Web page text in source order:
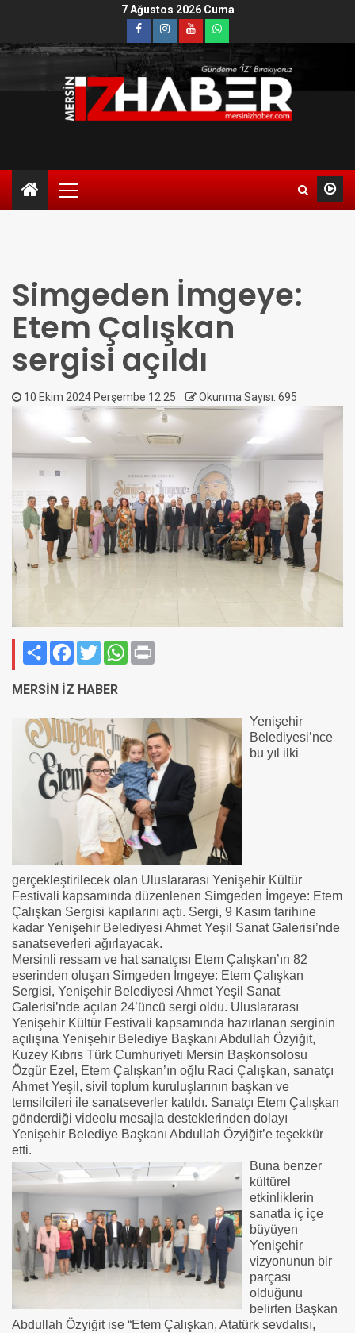
7 Ağustos 2026 Cuma
Simgeden İmgeye:
Etem Çalışkan
sergisi açıldı
10 Ekim 2024 Perşembe 12:25 Okunma Sayısı: 695
PaylaşFacebook
TwitterWhatsApp
MERSİN İZ HABER
Yenişehir
Belediyesi’nce
bu yıl ilki
gerçekleştirilecek olan Uluslararası Yenişehir Kültür
Festivali kapsamında düzenlenen Simgeden İmgeye: Etem
Çalışkan Sergisi kapılarını açtı. Sergi, 9 Kasım tarihine
kadar Yenişehir Belediyesi Ahmet Yeşil Sanat Galerisi’nde
sanatseverleri ağırlayacak.
Mersinli ressam ve hat sanatçısı Etem Çalışkan’ın 82
eserinden oluşan Simgeden İmgeye: Etem Çalışkan
Sergisi, Yenişehir Belediyesi Ahmet Yeşil Sanat
Galerisi’nde açılan 24’üncü sergi oldu. Uluslararası
Yenişehir Kültür Festivali kapsamında hazırlanan serginin
açılışına Yenişehir Belediye Başkanı Abdullah Özyiğit,
Kuzey Kıbrıs Türk Cumhuriyeti Mersin Başkonsolosu
Özgür Ezel, Etem Çalışkan’ın oğlu Raci Çalışkan, sanatçı
Ahmet Yeşil, sivil toplum kuruluşlarının başkan ve
temsilcileri ile sanatseverler katıldı. Sanatçı Etem Çalışkan
gönderdiği videolu mesajla desteklerinden dolayı
Yenişehir Belediye Başkanı Abdullah Özyiğit’e teşekkür
etti.
Buna benzer
kültürel
etkinliklerin
sanatla iç içe
büyüyen
Yenişehir
vizyonunun bir
parçası
olduğunu
belirten Başkan
Abdullah Özyiğit ise “Etem Çalışkan, Atatürk sevdalısı,